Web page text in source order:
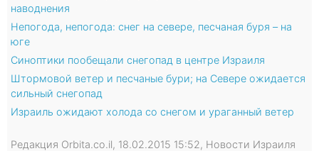
наводнения
Непогода, непогода: снег на севере, песчаная буря – на
юге
Синоптики пообещали снегопад в центре Израиля
Штормовой ветер и песчаные бури; на Севере ожидается
сильный снегопад
Израиль ожидают холода со снегом и ураганный ветер
Редакция Orbita.co.il, 18.02.2015 15:52, Новости Израиля